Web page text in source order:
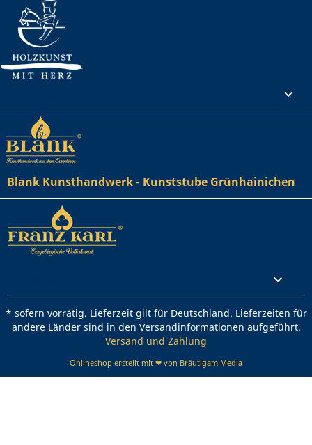

Blank Kunsthandwerk - Kunststube Grünhainichen

* sofern vorrätig. Lieferzeit gilt für Deutschland. Lieferzeiten für
andere Länder sind in den Versandinformationen aufgeführt.
Versand und Zahlung
Onlineshop erstellt mit ❤ von Bräutigam Media